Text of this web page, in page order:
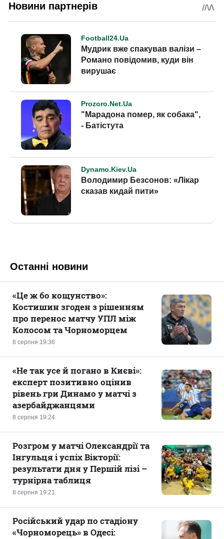
Останні новини
8 серпня 19:36
«Це ж бо кощунство»:
Костишин згоден з рішенням
про перенос матчу УПЛ між
Колосом та Чорноморцем
8 серпня 19:24
«Не так усе й погано в Києві»:
експерт позитивно оцінив
рівень гри Динамо у матчі з
азербайджанцями
8 серпня 19:21
Розгром у матчі Олександрії та
Інгульця і успіх Вікторії:
результати дня у Першій лізі –
турнірна таблиця
Російський удар по стадіону
«Чорноморець» в Одесі: